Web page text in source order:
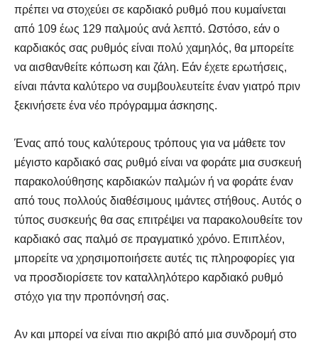
πρέπει να στοχεύει σε καρδιακό ρυθμό που κυμαίνεται
από 109 έως 129 παλμούς ανά λεπτό. Ωστόσο, εάν ο
καρδιακός σας ρυθμός είναι πολύ χαμηλός, θα μπορείτε
να αισθανθείτε κόπωση και ζάλη. Εάν έχετε ερωτήσεις,
είναι πάντα καλύτερο να συμβουλευτείτε έναν γιατρό πριν
ξεκινήσετε ένα νέο πρόγραμμα άσκησης.
Ένας από τους καλύτερους τρόπους για να μάθετε τον
μέγιστο καρδιακό σας ρυθμό είναι να φοράτε μια συσκευή
παρακολούθησης καρδιακών παλμών ή να φοράτε έναν
από τους πολλούς διαθέσιμους ιμάντες στήθους. Αυτός ο
τύπος συσκευής θα σας επιτρέψει να παρακολουθείτε τον
καρδιακό σας παλμό σε πραγματικό χρόνο. Επιπλέον,
μπορείτε να χρησιμοποιήσετε αυτές τις πληροφορίες για
να προσδιορίσετε τον καταλληλότερο καρδιακό ρυθμό
στόχο για την προπόνησή σας.
Αν και μπορεί να είναι πιο ακριβό από μια συνδρομή στο